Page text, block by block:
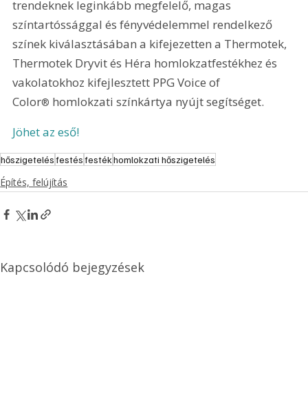
trendeknek leginkább megfelelő, magas
színtartóssággal és fényvédelemmel rendelkező
színek kiválasztásában a kifejezetten a Thermotek,
Thermotek Dryvit és Héra homlokzatfestékhez és
vakolatokhoz kifejlesztett PPG Voice of
Color® homlokzati színkártya nyújt segítséget.
Jöhet az eső!
hőszigetelésfestésfestékhomlokzati hőszigetelés
Építés, felújítás
Kapcsolódó bejegyzések